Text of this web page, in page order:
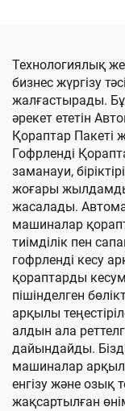
Технологиялық
бизнес жүргізу
жалғастырады.
әрекет ететін
Қораптар
Гофрленді
заманауи,
жоғары
жасалады.
машиналар
тиімділік пен
гофрленді кесу
қораптарды
пішінделген
арқылы
алдын ала
дайындайды.
машиналар
енгізу және озық
жақсартылған